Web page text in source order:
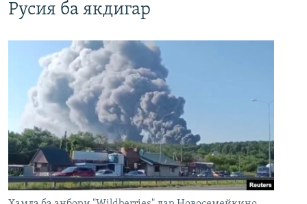
Русия ба якдигар